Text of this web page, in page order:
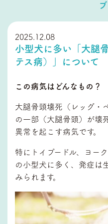
2025.12.08
小型犬に多い「大腿
テス病）」について
この病気はどんなもの？
大腿骨頭壊死（レッグ・
の一部（大腿骨頭）が壊
異常を起こす病気です。
特にトイプードル、ヨー
の小型犬に多く、発症は
みられます。